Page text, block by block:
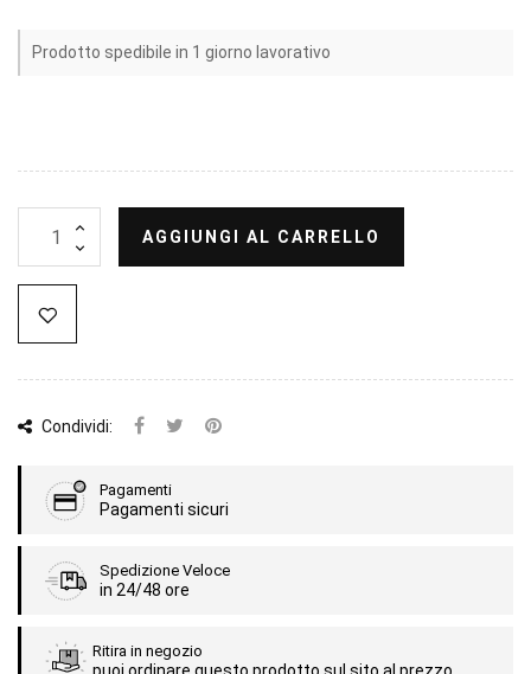
Prodotto spedibile in 1 giorno lavorativo
AGGIUNGI AL CARRELLO
Condividi:
Pagamenti
Pagamenti sicuri
Spedizione Veloce
in 24/48 ore
Ritira in negozio